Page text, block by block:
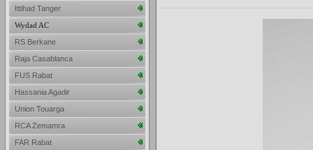
Ittihad Tanger
Wydad AC
RS Berkane
Raja Casablanca
FUS Rabat
Hassania Agadir
Union Touarga
RCA Zemamra
FAR Rabat